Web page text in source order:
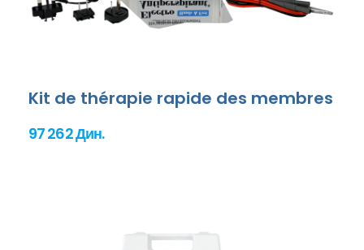
Kit de thérapie rapide des membres
97 262 Дин.